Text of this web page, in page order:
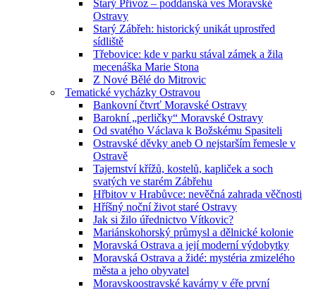
Starý Přívoz – poddanská ves Moravské
Ostravy
Starý Zábřeh: historický unikát uprostřed
sídliště
Třebovice: kde v parku stával zámek a žila
mecenáška Marie Stona
Z Nové Bělé do Mitrovic
Tematické vycházky Ostravou
Bankovní čtvrť Moravské Ostravy
Barokní „perličky“ Moravské Ostravy
Od svatého Václava k Božskému Spasiteli
Ostravské děvky aneb O nejstarším řemesle v
Ostravě
Tajemství křížů, kostelů, kapliček a soch
svatých ve starém Zábřehu
Hřbitov v Hrabůvce: nevěčná zahrada věčnosti
Hříšný noční život staré Ostravy
Jak si žilo úřednictvo Vítkovic?
Mariánskohorský průmysl a dělnické kolonie
Moravská Ostrava a její moderní výdobytky
Moravská Ostrava a židé: mystéria zmizelého
města a jeho obyvatel
Moravskoostravské kavárny v éře první